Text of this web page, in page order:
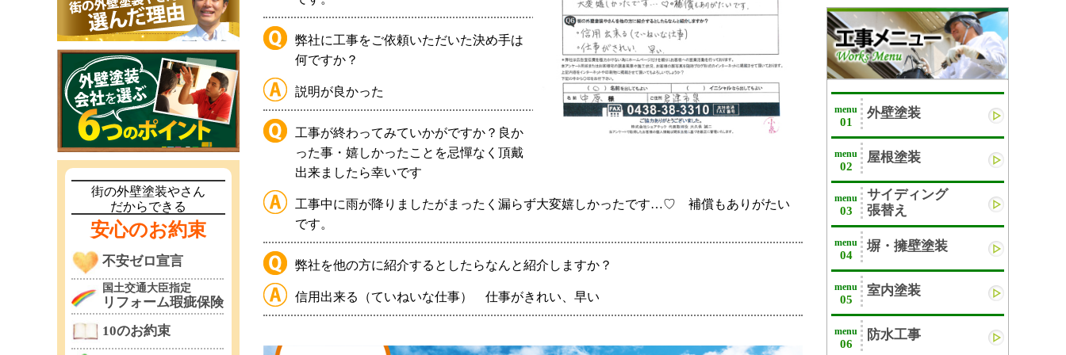
弊社に工事をご依頼いただいた決め手は
何ですか？
説明が良かった
工事が終わってみていかがですか？良か
った事・嬉しかったことを忌憚なく頂戴
出来ましたら幸いです
工事中に雨が降りましたがまったく漏らず大変嬉しかったです…♡ 補償もありがたい
です。
弊社を他の方に紹介するとしたらなんと紹介しますか？
信用出来る（ていねいな仕事） 仕事がきれい、早い
menu
01
外壁塗装
menu
02
屋根塗装
menu
03
サイディング
張替え
menu
04
塀・擁壁塗装
menu
05
室内塗装
menu
06
防水工事
街の外壁塗装やさん
だからできる
安心のお約束
不安ゼロ宣言
国土交通大臣指定
リフォーム瑕疵保険
10のお約束